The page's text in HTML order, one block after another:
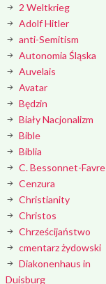
2 Weltkrieg
Adolf Hitler
anti-Semitism
Autonomia Śląska
Auvelais
Avatar
Będzin
Biały Nacjonalizm
Bible
Biblia
C. Bessonnet-Favre
Cenzura
Christianity
Christos
Chrześcijaństwo
cmentarz żydowski
Diakonenhaus in
Duisburg